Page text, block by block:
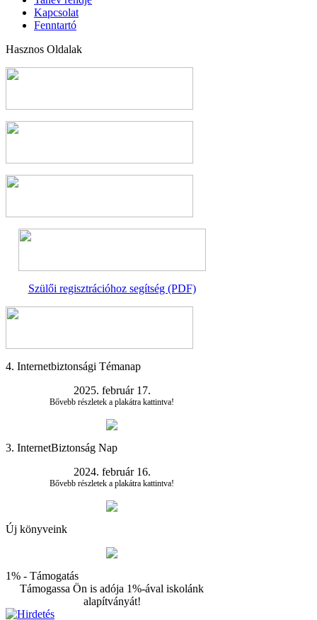
Kapcsolat
Fenntartó
Hasznos Oldalak
Szülői regisztrációhoz segítség (PDF)
4. Internetbiztonsági Témanap
2025. február 17.
Bővebb részletek a plakátra kattintva!
3. InternetBiztonság Nap
2024. február 16.
Bővebb részletek a plakátra kattintva!
Új könyveink
1% - Támogatás
Támogassa Ön is adója 1%-ával iskolánk
alapítványát!